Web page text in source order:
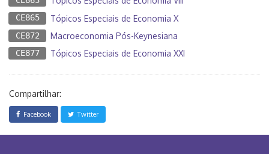
CE865 Tópicos Especiais de Economia X
CE872 Macroeconomia Pós-Keynesiana
CE877 Tópicos Especiais de Economia XXI
Compartilhar:
Facebook Twitter